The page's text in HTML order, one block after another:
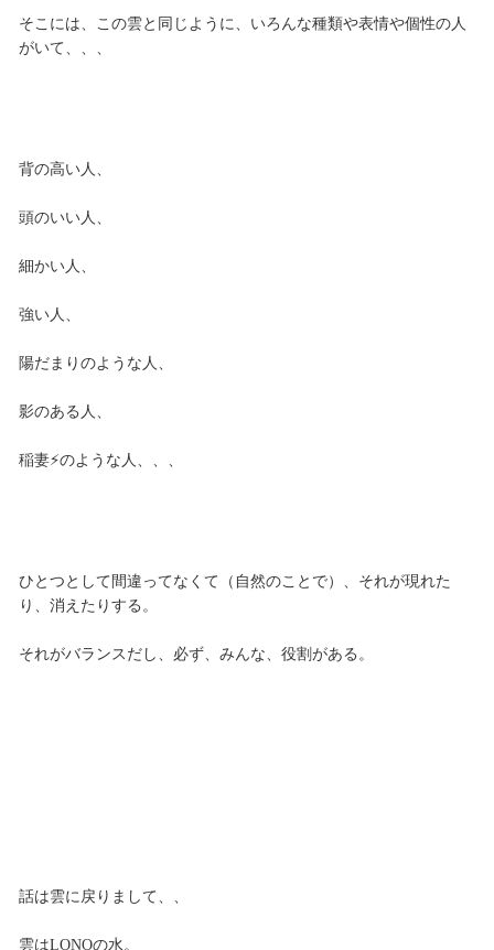
そこには、この雲と同じように、いろんな種類や表情や個性の人
がいて、、、
背の高い人、
頭のいい人、
細かい人、
強い人、
陽だまりのような人、
影のある人、
稲妻⚡️のような人、、、
ひとつとして間違ってなくて（自然のことで）、それが現れた
り、消えたりする。
それがバランスだし、必ず、みんな、役割がある。
話は雲に戻りまして、、
雲はLONOの水。